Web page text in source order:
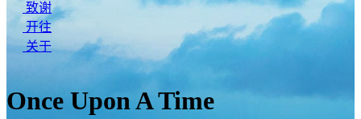
致谢
开往
关于
Once Upon A Time